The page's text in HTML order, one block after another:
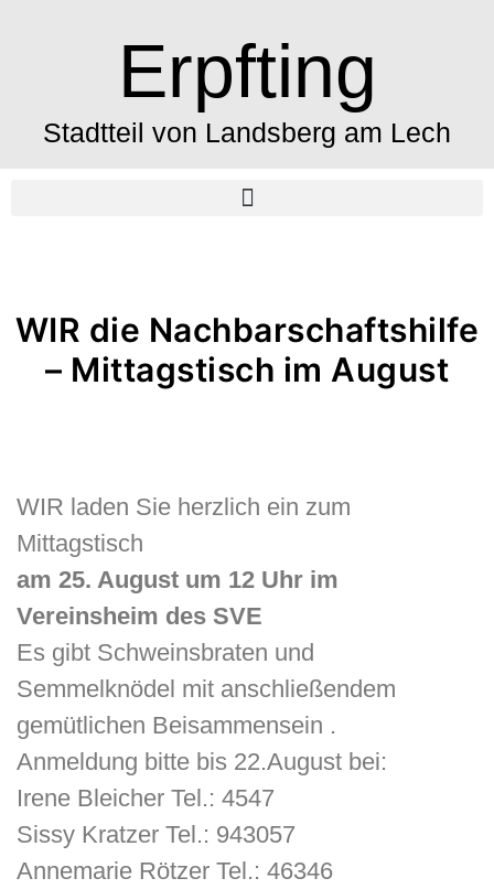
Erpfting
Stadtteil von Landsberg am Lech
WIR die Nachbarschaftshilfe
– Mittagstisch im August
WIR laden Sie herzlich ein zum
Mittagstisch
am 25. August um 12 Uhr im
Vereinsheim des SVE
Es gibt Schweinsbraten und
Semmelknödel mit anschließendem
gemütlichen Beisammensein .
Anmeldung bitte bis 22.August bei:
Irene Bleicher Tel.: 4547
Sissy Kratzer Tel.: 943057
Annemarie Rötzer Tel.: 46346